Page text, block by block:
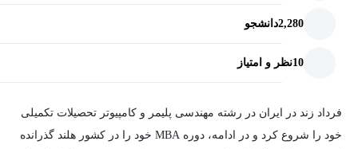
2,280دانشجو
10نظر و امتیاز
فرداد زند در ایران در رشته مهندسی پلیمر و کامپیوتر تحصیلات تکمیلی
خود را شروع کرد و در ادامه، دوره MBA خود را در کشور هلند گذرانده